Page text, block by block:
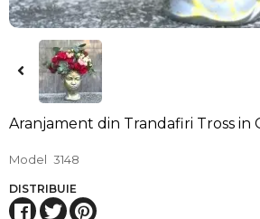
Aranjament din Trandafiri Tross in
Model 3148
DISTRIBUIE